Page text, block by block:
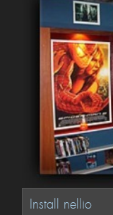
Install nellio